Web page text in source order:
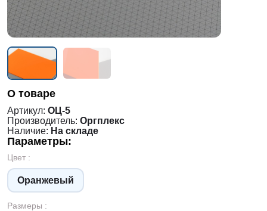
О товаре
Артикул: ОЦ-5
Производитель: Оргплекс
Наличие: На складе
Параметры:
Цвет :
Оранжевый
Размеры :